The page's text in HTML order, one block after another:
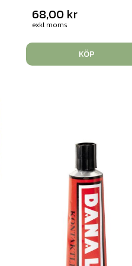
68,00 kr
exkl moms
KÖP